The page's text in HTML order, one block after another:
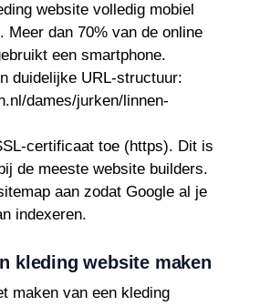
website volledig mobiel
Meer dan 70% van de online
een smartphone.
duidelijke URL-structuur:
dames/jurken/linnen-
certificaat toe (https). Dit is
de meeste website builders.
aan zodat Google al je
indexeren.
kleding website maken
maken van een kleding